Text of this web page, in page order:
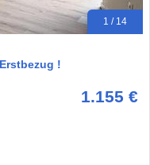
1 / 14
!
1.155 €